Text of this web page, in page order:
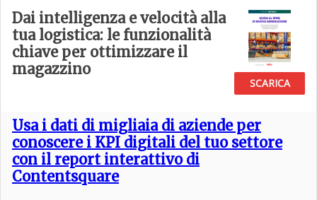
Dai intelligenza e velocità alla
tua logistica: le funzionalità
chiave per ottimizzare il
magazzino
SCARICA
Usa i dati di migliaia di aziende per
conoscere i KPI digitali del tuo settore
con il report interattivo di
Contentsquare